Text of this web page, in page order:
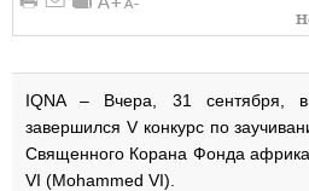
IQNA – Вчера, 31 сентября,
завершился V конкурс по
Священного Корана Фонда
VI (Mohammed VI).